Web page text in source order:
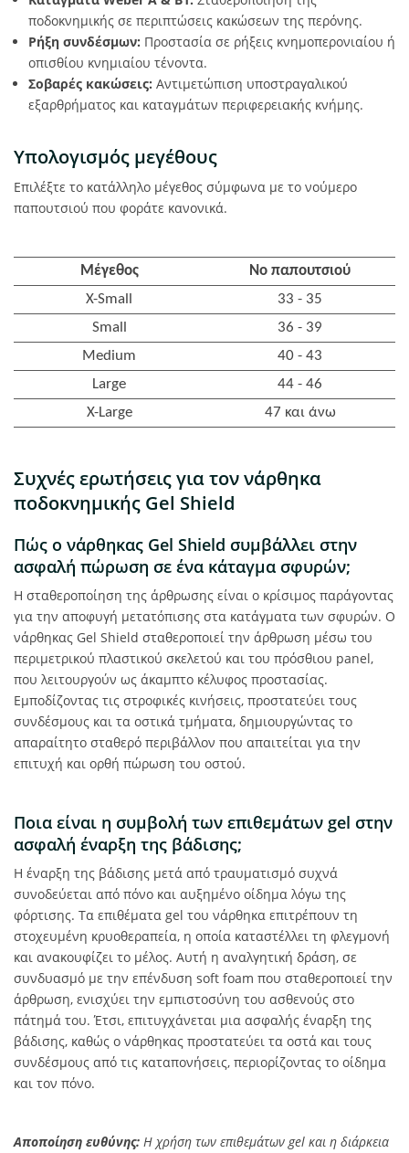
ποδοκνημικής σε περιπτώσεις κακώσεων της περόνης.
Ρήξη συνδέσμων: Προστασία σε ρήξεις κνημοπερονιαίου ή
οπισθίου κνημιαίου τένοντα.
Σοβαρές κακώσεις: Αντιμετώπιση υποστραγαλικού
εξαρθρήματος και καταγμάτων περιφερειακής κνήμης.
Υπολογισμός μεγέθους
Επιλέξτε το κατάλληλο μέγεθος σύμφωνα με το νούμερο
παπουτσιού που φοράτε κανονικά.
Μέγεθος
No παπουτσιού
X-Small
33 - 35
Small
36 - 39
Medium
40 - 43
Large
44 - 46
X-Large
47 και άνω
Συχνές ερωτήσεις για τον νάρθηκα
ποδοκνημικής Gel Shield
Πώς ο νάρθηκας Gel Shield συμβάλλει στην
ασφαλή πώρωση σε ένα κάταγμα σφυρών;
Η σταθεροποίηση της άρθρωσης είναι ο κρίσιμος παράγοντας
για την αποφυγή μετατόπισης στα κατάγματα των σφυρών. Ο
νάρθηκας Gel Shield σταθεροποιεί την άρθρωση μέσω του
περιμετρικού πλαστικού σκελετού και του πρόσθιου panel,
που λειτουργούν ως άκαμπτο κέλυφος προστασίας.
Εμποδίζοντας τις στροφικές κινήσεις, προστατεύει τους
συνδέσμους και τα οστικά τμήματα, δημιουργώντας το
απαραίτητο σταθερό περιβάλλον που απαιτείται για την
επιτυχή και ορθή πώρωση του οστού.
Ποια είναι η συμβολή των επιθεμάτων gel στην
ασφαλή έναρξη της βάδισης;
Η έναρξη της βάδισης μετά από τραυματισμό συχνά
συνοδεύεται από πόνο και αυξημένο οίδημα λόγω της
φόρτισης. Τα επιθέματα gel του νάρθηκα επιτρέπουν τη
στοχευμένη κρυοθεραπεία, η οποία καταστέλλει τη φλεγμονή
και ανακουφίζει το μέλος. Αυτή η αναλγητική δράση, σε
συνδυασμό με την επένδυση soft foam που σταθεροποιεί την
άρθρωση, ενισχύει την εμπιστοσύνη του ασθενούς στο
πάτημά του. Έτσι, επιτυγχάνεται μια ασφαλής έναρξη της
βάδισης, καθώς ο νάρθηκας προστατεύει τα οστά και τους
συνδέσμους από τις καταπονήσεις, περιορίζοντας το οίδημα
και τον πόνο.
Αποποίηση ευθύνης: Η χρήση των επιθεμάτων gel και η διάρκεια